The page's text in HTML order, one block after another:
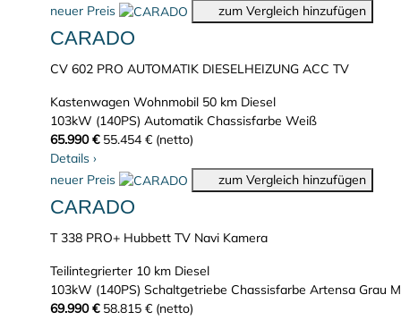
neuer Preis
zum Vergleich hinzufügen
CARADO
CV 602 PRO AUTOMATIK DIESELHEIZUNG ACC TV
Kastenwagen Wohnmobil 50 km Diesel
103kW (140PS) Automatik Chassisfarbe Weiß
65.990 € 55.454 € (netto)
Details ›
neuer Preis
zum Vergleich hinzufügen
CARADO
T 338 PRO+ Hubbett TV Navi Kamera
Teilintegrierter 10 km Diesel
103kW (140PS) Schaltgetriebe Chassisfarbe Artensa Grau
69.990 € 58.815 € (netto)